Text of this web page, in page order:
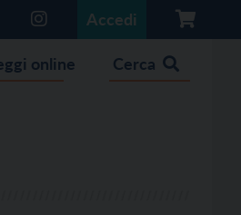
Accedi
online Cerca